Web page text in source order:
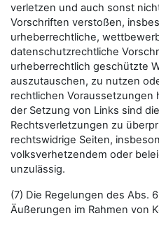
verletzen und auch sonst
Vorschriften verstoßen,
urheberrechtliche,
datenschutzrechtliche
urheberrechtlich geschützte
auszutauschen, zu nutzen
rechtlichen Voraussetzungen
der Setzung von Links sind
Rechtsverletzungen zu
rechtswidrige Seiten,
volksverhetzendem oder
unzulässig.
(7) Die Regelungen des Abs.
Äußerungen im Rahmen von